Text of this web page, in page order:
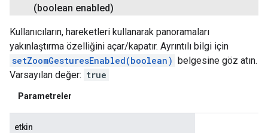
(boolean enabled)
Kullanıcıların, hareketleri kullanarak panoramaları
yakınlaştırma özelliğini açar/kapatır. Ayrıntılı bilgi için
setZoomGesturesEnabled(boolean) belgesine göz atın.
Varsayılan değer: true
Parametreler
etkin